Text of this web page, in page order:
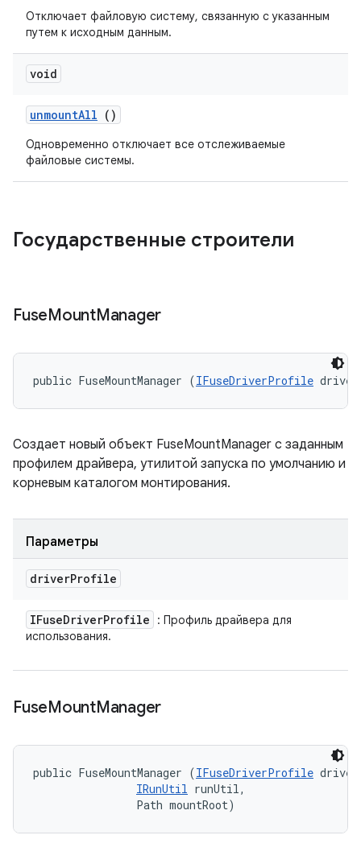
Отключает файловую систему, связанную с указанным
путем к исходным данным.
void
unmountAll ()
Одновременно отключает все отслеживаемые
файловые системы.
Государственные строители
FuseMountManager
public FuseMountManager (IFuseDriverProfile
Создает новый объект FuseMountManager с заданным
профилем драйвера, утилитой запуска по умолчанию и
корневым каталогом монтирования.
Параметры
driverProfile
IFuseDriverProfile
: Профиль драйвера для
использования.
FuseMountManager
public FuseMountManager (IFuseDriverProfile
IRunUtil runUtil,
                Path mountRoot)